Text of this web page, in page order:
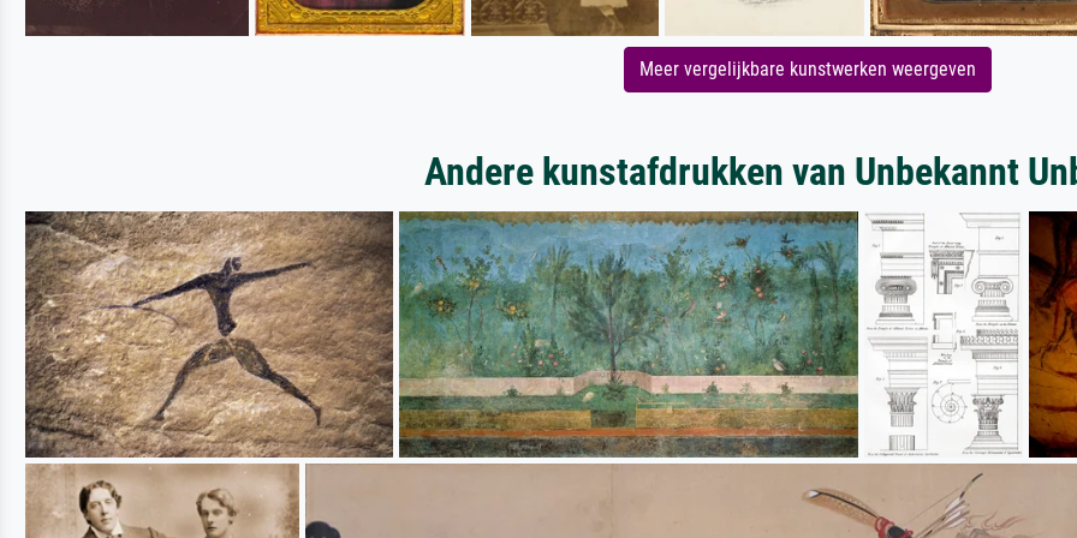
Meer vergelijkbare kunstwerken weergeven
Andere kunstafdrukken van Unbekannt